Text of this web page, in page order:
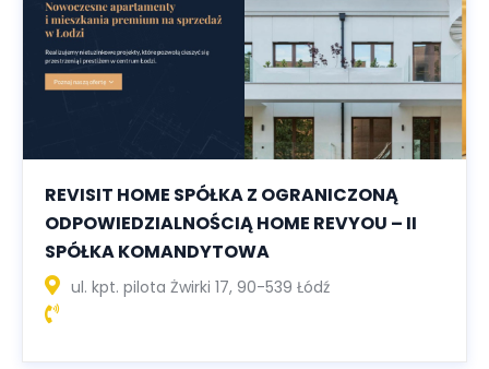
REVISIT HOME SPÓŁKA Z OGRANICZONĄ
ODPOWIEDZIALNOŚCIĄ HOME REVYOU – II
SPÓŁKA KOMANDYTOWA
ul. kpt. pilota Żwirki 17, 90-539 Łódź